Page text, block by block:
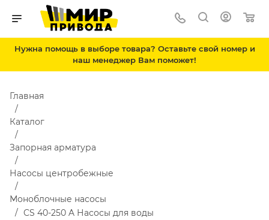
Нужна помощь в выборе товара? Оставьте свой номер и
наш менеджер Вам поможет!
Главная
Каталог
Запорная арматура
Насосы центробежные
Моноблочные насосы
CS 40-250 A Насосы для воды